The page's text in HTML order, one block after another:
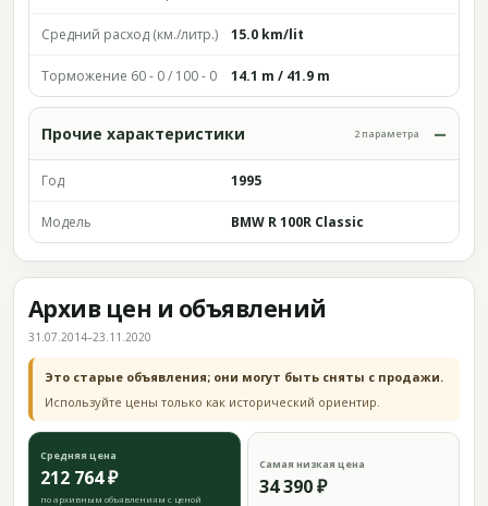
Средний расход (км./литр.) 15.0 km/lit
Торможение 60 - 0 / 100 - 0 14.1 m / 41.9 m
Прочие характеристики 2 параметра
Год 1995
Модель BMW R 100R Classic
Архив цен и объявлений
31.07.2014–23.11.2020
Это старые объявления; они могут быть сняты с продажи.
Используйте цены только как исторический ориентир.
Средняя цена
212 764 ₽
по архивным объявлениям с ценой
Самая низкая цена
34 390 ₽